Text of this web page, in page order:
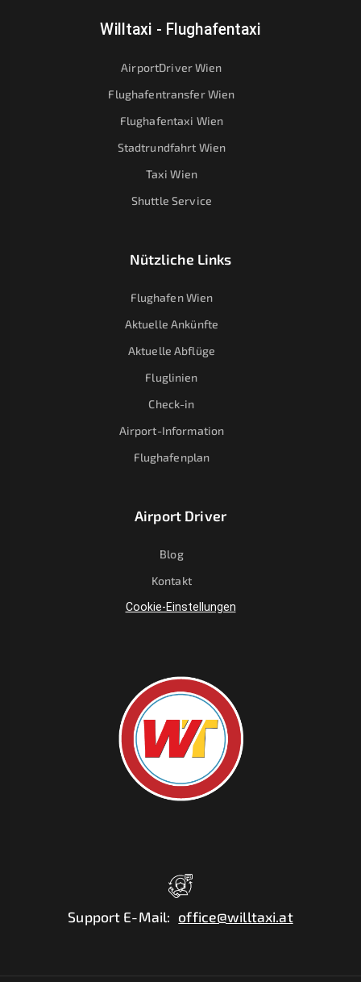
Willtaxi - Flughafentaxi
AirportDriver Wien
Flughafentransfer Wien
Flughafentaxi Wien
Stadtrundfahrt Wien
Taxi Wien
Shuttle Service
Nützliche Links
Flughafen Wien
Aktuelle Ankünfte
Aktuelle Abflüge
Fluglinien
Check-in
Airport-Information
Flughafenplan
Airport Driver
Blog
Kontakt
Cookie-Einstellungen
Support E-Mail: office@willtaxi.at